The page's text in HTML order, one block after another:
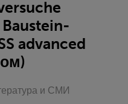
advanced
и СМИ